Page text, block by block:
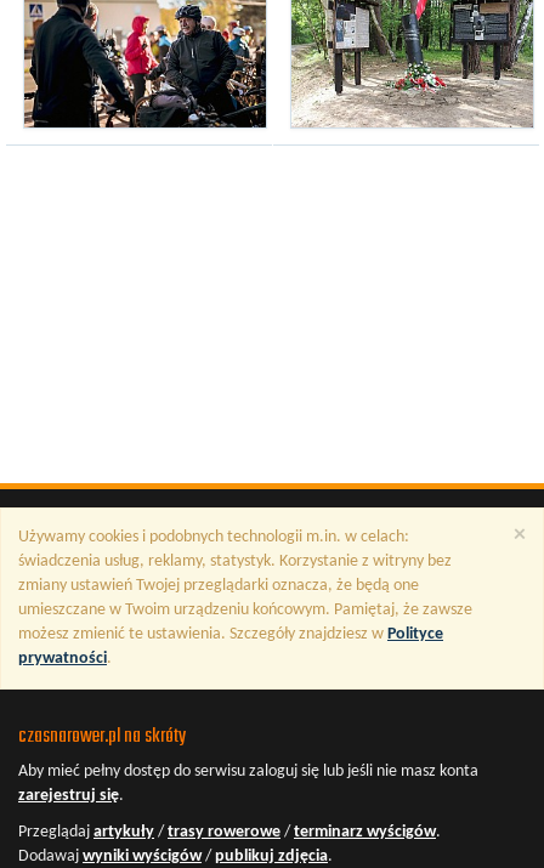
×
Używamy cookies i podobnych technologii m.in. w celach:
świadczenia usług, reklamy, statystyk. Korzystanie z witryny bez
zmiany ustawień Twojej przeglądarki oznacza, że będą one
umieszczane w Twoim urządzeniu końcowym. Pamiętaj, że zawsze
możesz zmienić te ustawienia. Szczegóły znajdziesz w Polityce
prywatności.
czasnarower.pl na skróty
Aby mieć pełny dostęp do serwisu zaloguj się lub jeśli nie masz konta
zarejestruj się.
Przeglądaj artykuły / trasy rowerowe / terminarz wyścigów.
Dodawaj wyniki wyścigów/ publikuj zdjęcia.